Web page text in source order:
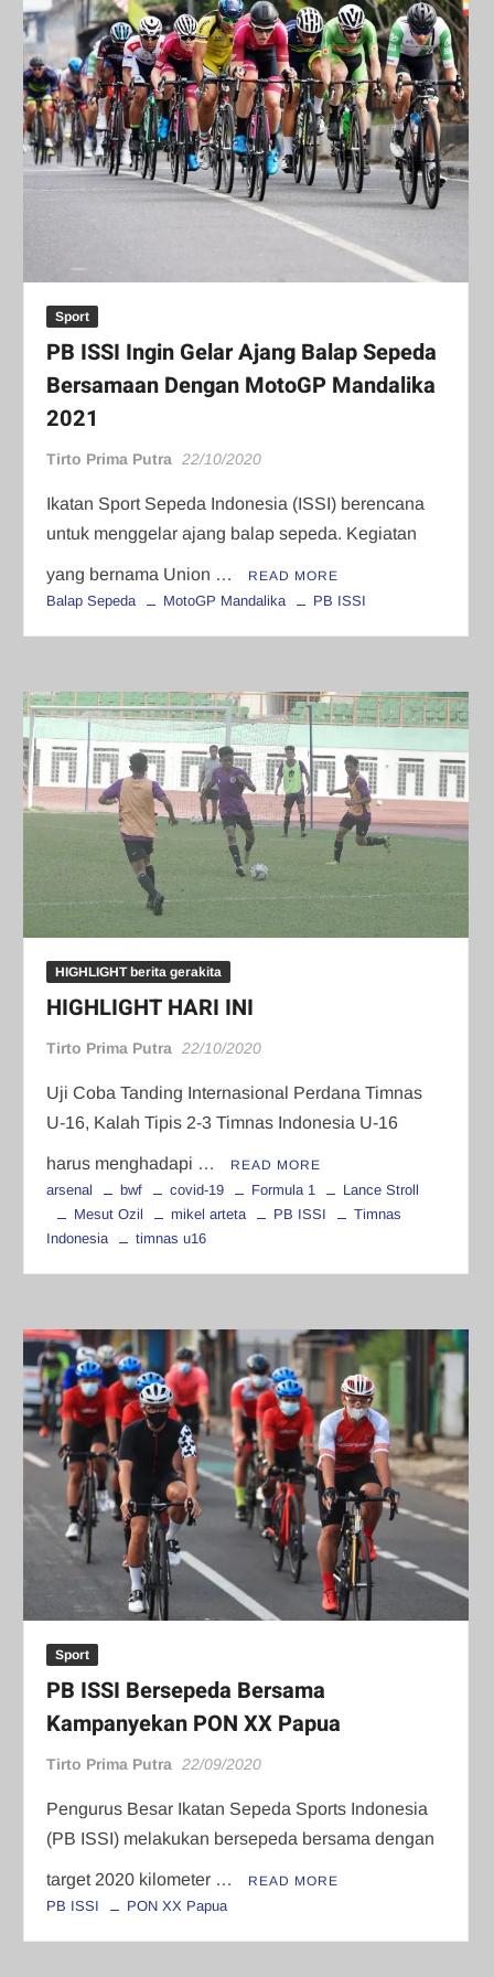
Sport
PB ISSI Ingin Gelar Ajang Balap Sepeda
Bersamaan Dengan MotoGP Mandalika
2021
Tirto Prima Putra 22/10/2020
Ikatan Sport Sepeda Indonesia (ISSI) berencana
untuk menggelar ajang balap sepeda. Kegiatan
yang bernama Union … READ MORE
Balap Sepeda MotoGP Mandalika PB ISSI
HIGHLIGHT berita gerakita
HIGHLIGHT HARI INI
Tirto Prima Putra 22/10/2020
Uji Coba Tanding Internasional Perdana Timnas
U-16, Kalah Tipis 2-3 Timnas Indonesia U-16
harus menghadapi … READ MORE
arsenal bwf covid-19 Formula 1
Lance Stroll
Mesut Ozil
mikel arteta PB ISSI
Timnas
Indonesia
timnas u16
Sport
PB ISSI Bersepeda Bersama
Kampanyekan PON XX Papua
Tirto Prima Putra 22/09/2020
Pengurus Besar Ikatan Sepeda Sports Indonesia
(PB ISSI) melakukan bersepeda bersama dengan
target 2020 kilometer … READ MORE
PB ISSI PON XX Papua